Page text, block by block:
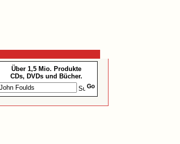
Über 1,5 Mio. Produkte
CDs, DVDs und Bücher.
Go